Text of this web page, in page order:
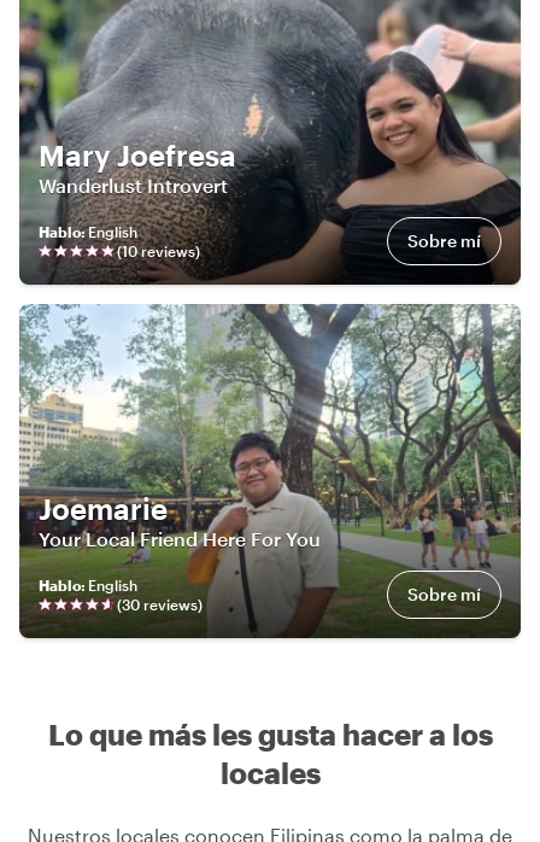
Mary Joefresa
Wanderlust Introvert
Hablo:English
(10reviews) Sobre mí
Joemarie
Your Local Friend Here For You
Hablo: English
(30 reviews) Sobre mí
Lo que más les gusta hacer a los
locales
Nuestros locales conocen Filipinas como la palma de